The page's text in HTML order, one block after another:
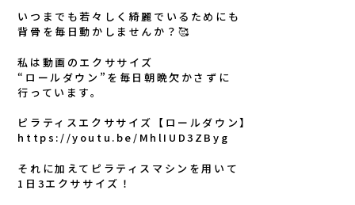
いつまでも若々しく綺麗でいるためにも
背骨を毎日動かしませんか？🥰
私は動画のエクササイズ
“ロールダウン”を毎日朝晩欠かさずに
行っています。
ピラティスエクササイズ【ロールダウン】
https://youtu.be/MhlIUD3ZByg
それに加えてピラティスマシンを用いて
1日3エクササイズ！